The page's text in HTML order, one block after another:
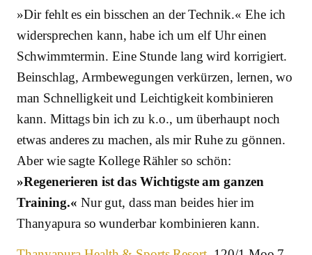
»Dir fehlt es ein bisschen an der Technik.« Ehe ich
widersprechen kann, habe ich um elf Uhr einen
Schwimmtermin. Eine Stunde lang wird korrigiert.
Beinschlag, Armbewegungen verkürzen, lernen, wo
man Schnelligkeit und Leichtigkeit kombinieren
kann. Mittags bin ich zu k.o., um überhaupt noch
etwas anderes zu machen, als mir Ruhe zu gönnen.
Aber wie sagte Kollege Rähler so schön:
»Regenerieren ist das Wichtigste am ganzen
Training.« Nur gut, dass man beides hier im
Thanyapura so wunderbar kombinieren kann.